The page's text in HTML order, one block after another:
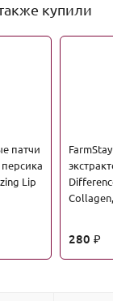
купили
патчи
Lip
280 ₽